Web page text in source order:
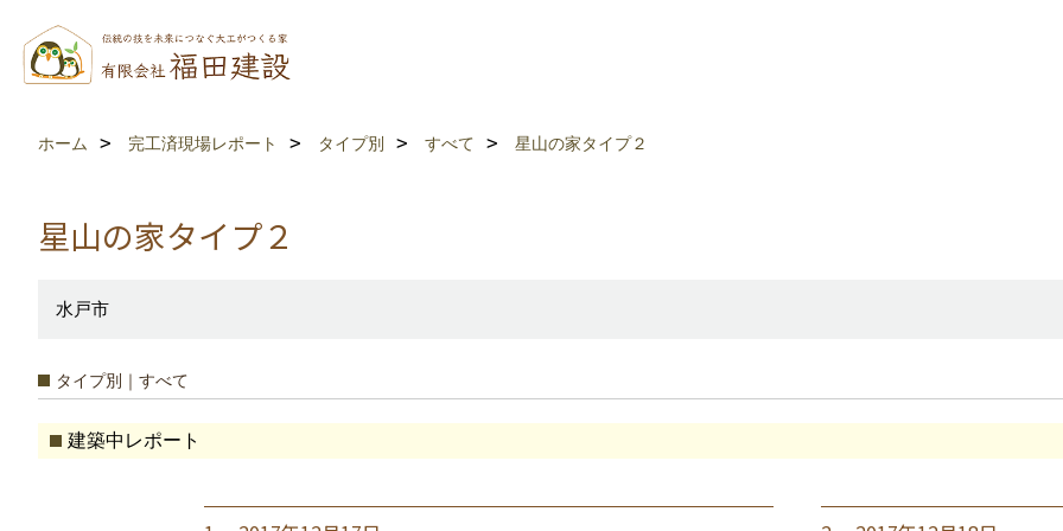
ホーム 完工済現場レポート タイプ別 すべて 星山の家タイプ２
星山の家タイプ２
水戸市
タイプ別｜すべて
建築中レポート